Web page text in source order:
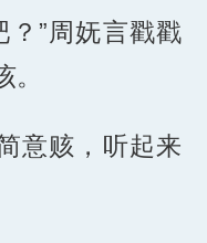
？”周妩言戳戳
意赅，听起来